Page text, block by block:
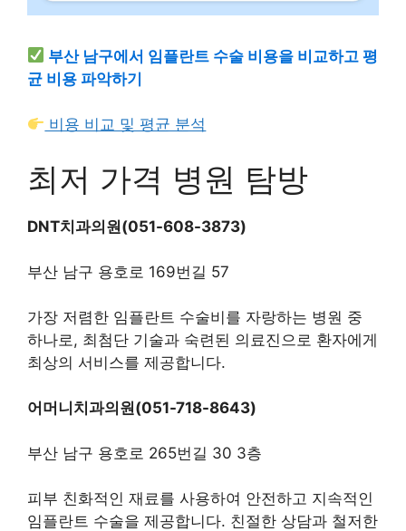
부산 남구에서 임플란트 수술 비용을 비교하고 평
균 비용 파악하기
비용 비교 및 평균 분석
최저 가격 병원 탐방
DNT치과의원(051-608-3873)
부산 남구 용호로 169번길 57
가장 저렴한 임플란트 수술비를 자랑하는 병원 중
하나로, 최첨단 기술과 숙련된 의료진으로 환자에게
최상의 서비스를 제공합니다.
어머니치과의원(051-718-8643)
부산 남구 용호로 265번길 30 3층
피부 친화적인 재료를 사용하여 안전하고 지속적인
임플란트 수술을 제공합니다. 친절한 상담과 철저한